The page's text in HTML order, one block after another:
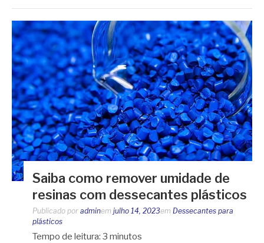
Saiba como remover umidade de
resinas com dessecantes plásticos
Publicado por adminem julho 14, 2023em Dessecantes para
plásticos
Tempo de leitura: 3 minutos